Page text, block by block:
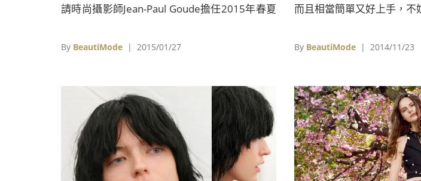
請時尚攝影師Jean-Paul Goude擔任2015年春夏
By BeautiMode | 2015/01/27
而且相當簡單又好上手，不
By BeautiMode | 2014/11/23